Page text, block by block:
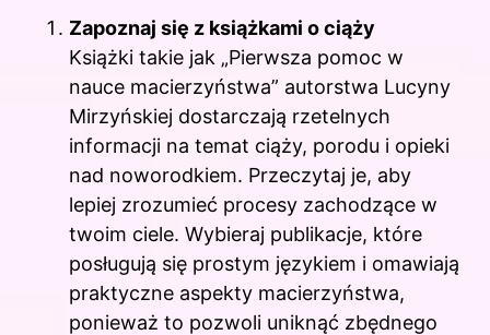
Zapoznaj się z książkami o ciąży
Książki takie jak „Pierwsza pomoc w
nauce macierzyństwa” autorstwa Lucyny
Mirzyńskiej dostarczają rzetelnych
informacji na temat ciąży, porodu i opieki
nad noworodkiem. Przeczytaj je, aby
lepiej zrozumieć procesy zachodzące w
twoim ciele. Wybieraj publikacje, które
posługują się prostym językiem i omawiają
praktyczne aspekty macierzyństwa,
ponieważ to pozwoli uniknąć zbędnego